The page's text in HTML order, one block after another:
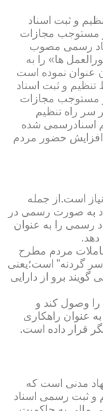
تنظیم و ثبت اسناد
مستوجب مجازات
دفاتر اسناد رسمی مصوب
ها» را به
عنوان نموده است
تنظیم و ثبت اسناد
مستوجب مجازات
سر راه تنظیم
اسنادرسمی شده
حضور مردم
است.از جمله
به صورت رسمی در
رسمی را به عنوان
مردم مطرح
گردنه” است؛یعنی
برو از دارایی
وصول کند و
عنوان راهکاری
قرار داده است.
مدنی است که
و ثبت رسمی اسناد